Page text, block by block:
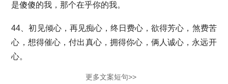
是傻傻的我，那个在乎你的我。
44、初见倾心，再见痴心，终日费心，欲得芳心，煞费苦
心，想得催心，付出真心，拥得你心，俩人诚心，永远开
心。
更多文案短句>>